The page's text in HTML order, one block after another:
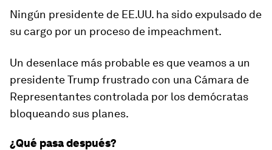
Ningún presidente de EE.UU. ha sido expulsado de
su cargo por un proceso de impeachment.
Un desenlace más probable es que veamos a un
presidente Trump frustrado con una Cámara de
Representantes controlada por los demócratas
bloqueando sus planes.
¿Qué pasa después?